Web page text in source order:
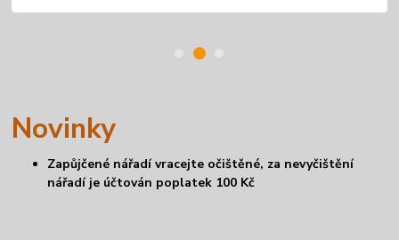
Novinky
Zapůjčené nářadí vracejte očištěné, za nevyčištění
nářadí je účtován poplatek 100 Kč